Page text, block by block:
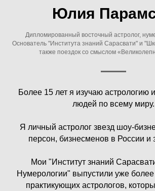
Юлия
Дипломированный восточный астролог,
Основатель "Института знаний Сарасвати" и
также поездок со смыслом
Более 15 лет я изучаю астрологию
людей по всему миру.
Я личный астролог звезд шоу-
персон, бизнесменов в России и
Мои "Институт знаний
Нумерологии" выпустили уже
практикующих астрологов,